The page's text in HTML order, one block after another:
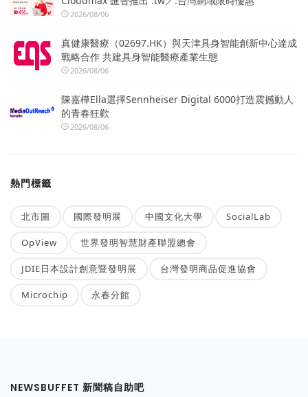
2026/08/06
真健康醫療（02697.HK）與天津具身智能創新中心達成
戰略合作 共建具身智能醫療產業生態
2026/08/06
陳嘉樺Ella選擇Sennheiser Digital 6000打造震撼動人
的青春狂歡
2026/08/06
熱門標籤
北市圖 國際發明展 中國文化大學 SocialLab
OpView 世界發明智慧財產聯盟總會
JDIE日本設計創意暨發明展 台灣發明商品促進協會
Microchip 永春分館
NEWSBUFFET 新聞稿自助吧